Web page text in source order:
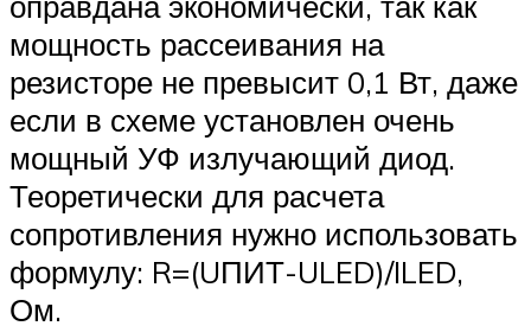
мощность рассеивания на
резисторе не превысит 0,1 Вт, даже
если в схеме установлен очень
мощный УФ излучающий диод.
Теоретически для расчета
сопротивления нужно использовать
формулу: R=(UПИТ-ULED)/ILED,
Ом.